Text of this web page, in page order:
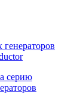
серию